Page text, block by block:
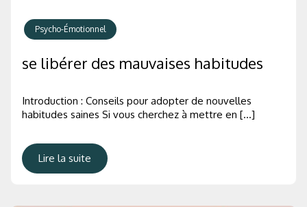
Psycho-Émotionnel
se libérer des mauvaises habitudes
Introduction : Conseils pour adopter de nouvelles
habitudes saines Si vous cherchez à mettre en […]
Lire la suite